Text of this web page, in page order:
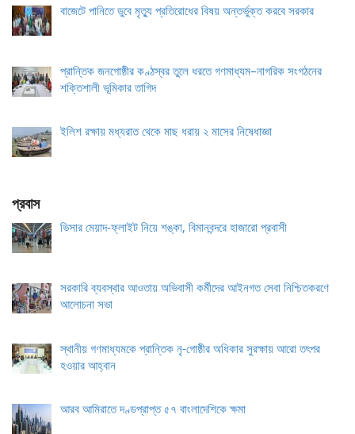
বাজেটে পানিতে ডুবে মৃত্যু প্রতিরোধের বিষয় অন্তর্ভুক্ত করবে সরকার
প্রান্তিক জনগোষ্ঠীর কণ্ঠস্বর তুলে ধরতে গণমাধ্যম–নাগরিক সংগঠনের
শক্তিশালী ভূমিকার তাগিদ
ইলিশ রক্ষায় মধ্যরাত থেকে মাছ ধরায় ২ মাসের নিষেধাজ্ঞা
প্রবাস
ভিসার মেয়াদ-ফ্লাইট নিয়ে শঙ্কা, বিমানবন্দরে হাজারো প্রবাসী
সরকারি ব্যবস্থার আওতায় অভিবাসী কর্মীদের আইনগত সেবা নিশ্চিতকরণে
আলোচনা সভা
স্থানীয় গণমাধ্যমকে প্রান্তিক নৃ-গোষ্ঠীর অধিকার সুরক্ষায় আরো তৎপর
হওয়ার আহ্বান
আরব আমিরাতে দণ্ডপ্রাপ্ত ৫৭ বাংলাদেশিকে ক্ষমা